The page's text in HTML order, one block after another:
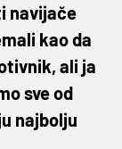
navijače
kao da
ali ja
sve od
najbolju